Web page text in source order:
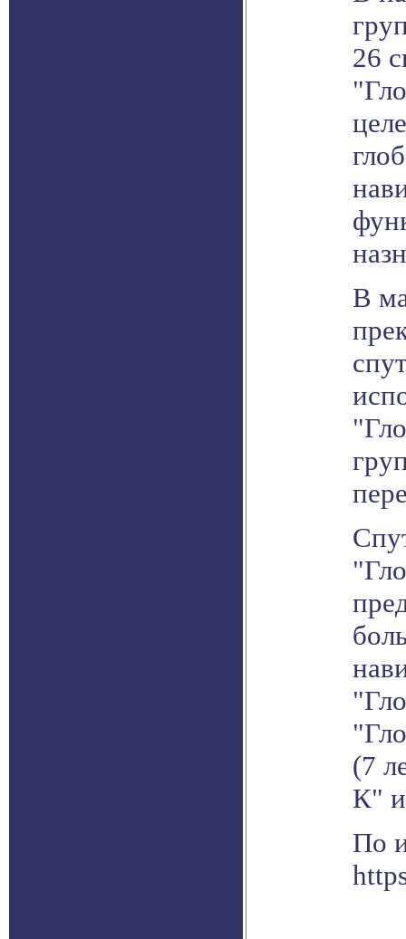
26
В
(7
К"
По